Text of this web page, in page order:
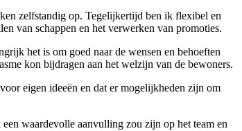
zelfstandig op. Tegelijkertijd ben ik flexibel en
van schappen en het verwerken van promoties.
het is om goed naar de wensen en behoeften
kon bijdragen aan het welzijn van de bewoners.
eigen ideeën en dat er mogelijkheden zijn om
waardevolle aanvulling zou zijn op het team en